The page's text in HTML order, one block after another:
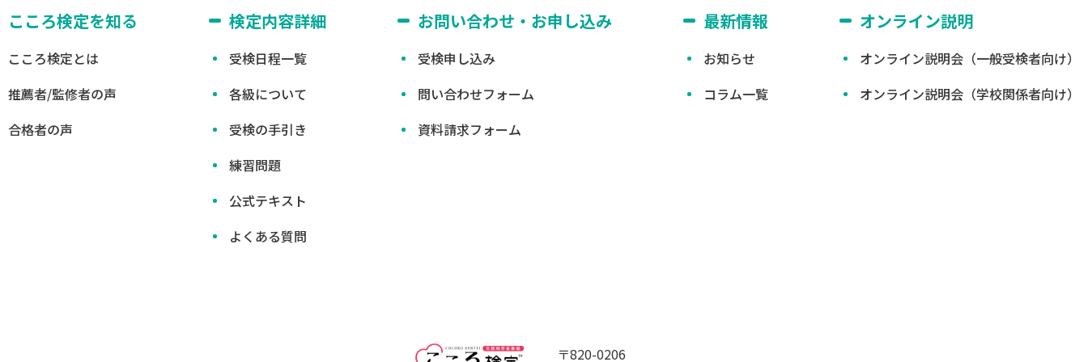
こころ検定を知る
こころ検定とは
推薦者/監修者の声
合格者の声
検定内容詳細
受検日程一覧
各級について
受検の手引き
練習問題
公式テキスト
よくある質問
お問い合わせ・お申し込み
受検申し込み
問い合わせフォーム
資料請求フォーム
最新情報
お知らせ
コラム一覧
オンライン説明
オンライン説明会（一般受検者向け）
オンライン説明会（学校関係者向け）
〒820-0206